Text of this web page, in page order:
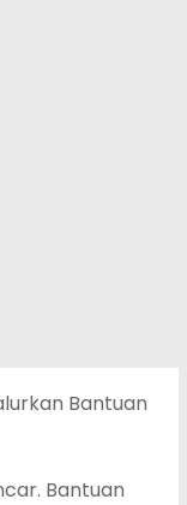
Bantuan
Bantuan